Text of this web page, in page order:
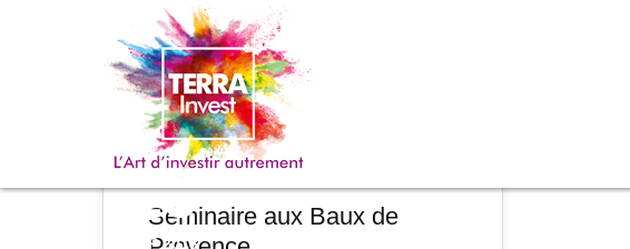
Non Classé
29
SEP 2018
Séminaire aux Baux de